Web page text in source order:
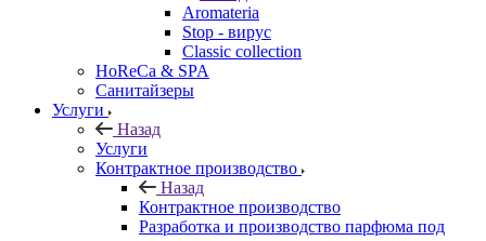
Aromateria
Stop - вирус
Сlassic collection
HoReCa & SPA
Санитайзеры
Услуги
Назад
Услуги
Контрактное производство
Назад
Контрактное производство
Разработка и производство парфюма под